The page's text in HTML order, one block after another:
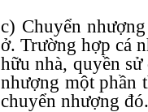
c) Chuyển
ở. Trường hợp cá
hữu nhà, quyền
nhượng một phần
chuyển nhượng đó.